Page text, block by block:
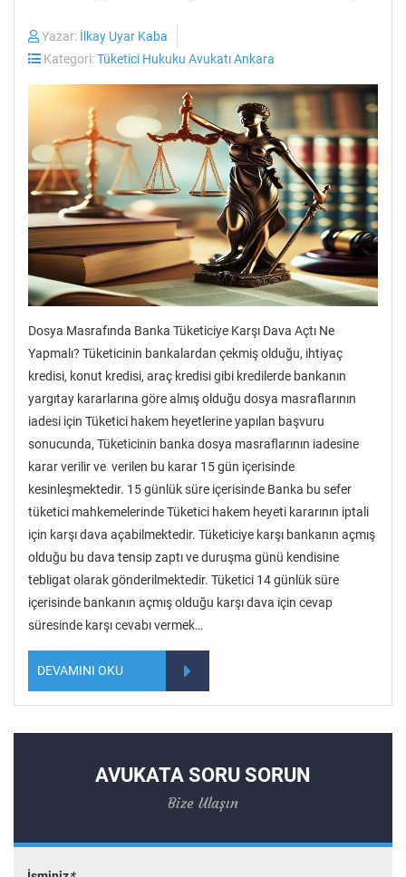
Yazar: İlkay Uyar Kaba
Kategori:Tüketici Hukuku Avukatı Ankara
Dosya Masrafında Banka Tüketiciye Karşı Dava Açtı Ne
Yapmalı? Tüketicinin bankalardan çekmiş olduğu, ihtiyaç
kredisi, konut kredisi, araç kredisi gibi kredilerde bankanın
yargıtay kararlarına göre almış olduğu dosya masraflarının
iadesi için Tüketici hakem heyetlerine yapılan başvuru
sonucunda, Tüketicinin banka dosya masraflarının iadesine
karar verilir ve verilen bu karar 15 gün içerisinde
kesinleşmektedir. 15 günlük süre içerisinde Banka bu sefer
tüketici mahkemelerinde Tüketici hakem heyeti kararının iptali
için karşı dava açabilmektedir. Tüketiciye karşı bankanın açmış
olduğu bu dava tensip zaptı ve duruşma günü kendisine
tebligat olarak gönderilmektedir. Tüketici 14 günlük süre
içerisinde bankanın açmış olduğu karşı dava için cevap
süresinde karşı cevabı vermek…
DEVAMINI OKU
AVUKATA SORU SORUN
Bize Ulaşın